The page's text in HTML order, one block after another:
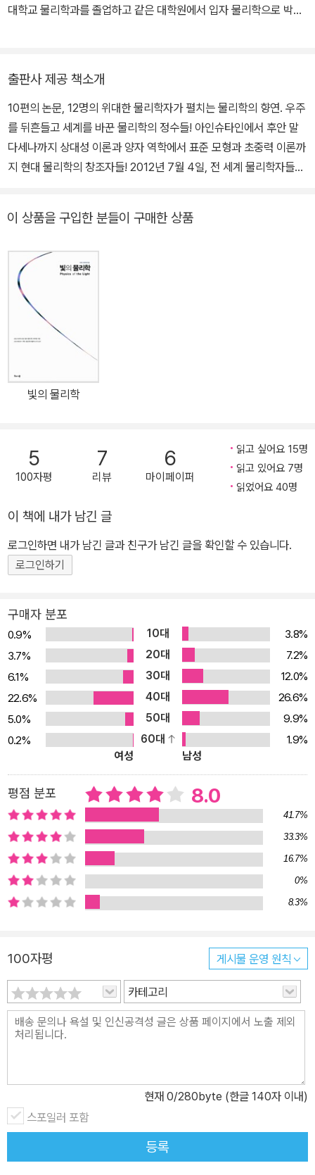
대학교 물리학과를 졸업하고 같은 대학원에서 입자 물리학으로 박사
수로 부임하면서 학생들에게 교양으로서 과학을 어떻게 가르쳐야 할
것인가를 고민했으며, 가장 기본적인 출발점으로서 대학생들이 꼭 읽
어야 할 좋은 책들을 선정하고자 했다. 더불어 이에 대한 길잡이 안내
서를 만든다면, 이 책을 중심으로 관련된 주제들의 그물망을 만들고
자연스럽게 학문의 지형도를 구축할 수 있으리라 생각했다. 저자의
과업의 출발점이 될 책을 만든다는 마음으로 이 책을 써냈다. 저서로
때》 《신의 입자를 찾아서》 《이종필 교수의 인터스텔라》 《물리학 클
래식》 등이 있고, 번역서로 《물리의 정석》 시리즈, 《그림으로 보는 모
든 순간의 과학》 《블랙홀 전쟁》 《최종 이론의 꿈》 등이 있다.
출판사 제공 책소개
10편의 논문, 12명의 위대한 물리학자가 펼치는 물리학의 향연. 우주
를 뒤흔들고 세계를 바꾼 물리학의 정수들! 아인슈타인에서 후안 말
다세나까지 상대성 이론과 양자 역학에서 표준 모형과 초중력 이론까
지 현대 물리학의 창조자들! 2012년 7월 4일, 전 세계 물리학자들의
운영하고 있는 유럽 입자 물리학 연구소(CERN)의 힉스 입자 관련
기틀이 되는 표준 모형(Standard Model)의 완전성을 입증할 마지
막 조각이지만 표준 모형이 완성된 지 반백년 가까이 된 지금까지 발
견되지 않고 있어 호사가들과 언론인들 사이에서는 현대 물리학의 명
운 자체를 뒤흔들 “신의 입자”라고 불리기도 하는 미지의 입자이다.
2010년 말부터 LHC에서 고에너지 입자 충돌 실험을 계속하면서 힉
스 입자를 탐색해 온 CERN의 이날 발표는 인터넷을 통해 생중계되
었고, 컴퓨터 앞에 삼삼오오 모여 앉은 전 세계 물리학자들은 현대 물
리학의 명운을 건 발표에 숨을 죽였다. 발표에 나선 CERN의 연구자
세한 검토와 추가적인 연구가 진행되어야 하지만, 전 세계의 물리학
자들은 이것을 힉스 입자의 발견으로 받아들였고, 곧 트위터와 페이
스북 같은 SNS와 블로그 등으로 전 세계에 알리기 시작했다. 현대
초 중의 기초인 물리학은 20세기 여러 번의 혁명을 겪으며 현재와 같
은 모습을 갖추게 되었다. 이번의 힉스 입자 발견은 20세기에 일어난
물리학 혁명의 마침표라 할 만하다. 아인슈타인의 상대성 이론, 플랑
가능하게 한 고체 물리학 등으로 수놓아진 20세기 이후 현대 물리학
의 역사는 갈릴레오와 뉴턴 이후 400년간 일어난 변화보다 더 많은
변화가 더 짧은 시간 동안 더 크고, 깊고, 넓게 일어난 혁명의 시대였
다. 이 물리학 혁명의 시대를 거치며 인간의 지성은 창조의 순간을 엿
보고, 4차원 너머의 11차원을 꿈꾸며, 우리 우주 밖의 다중 우주, 다
우주를 계산하는 지점에 도달했다. 현대 물리학자들은 어떤 과정을
거쳐 여기까지 온 것일까, 그리고 우리를 어떤 상상 못할 세계로 이끌
학 클래식??은 이런 문제 의식을 바탕으로, 현대 물리학의 근원을 찾
아 순례를 떠난다. 고에너지 물리학자로 기본 입자의 세계를 탐구해
온 이종필 박사는 물리학의 역사에서 ‘기적의 해’였던 1905년에 발
표된 아인슈타인의 특수 상대성 이론 논문인 「움직이는 물체의 전기
동역학에 관하여」을 시작으로 현대 이론 물리학자들의 핵심 연구 주
제인 초끈 이론을 새로운 차원을 이끈 후안 말다세나 「큰 N 극한에서
의 초등각장론과 초중력」(1998년) 논문까지 현대 물리학의 역사에
어진 영향을 살피고, 선배 물리학자들의 창의성의 원천이 무엇이었는
이 존재한다는 사실을 세상에 알린 어니스트 러더퍼드의 「물질에 의
한 알파 및 베타 입자의 산란과 원자의 구조」(1911년), 우주 팽창의
증거를 발견한 에드윈 허블의 「외계 은하 성운들의 선속도와 거리 사
발 이론의 확실한 증거인 우주 배경 복사를 발견한 아노 펜지어스, 로
버트 윌슨의 「4,030Mc/s에서 초과 안테나 온도의 측정」(1965년)
처럼 물리학의 역사를 그 이전과 그 이후로 돌이킬 수 없을 정도로 바
꾼 ‘획기적 발견’을 이룬 논문들과, 아인슈타인의 「중력의 장 방정식」
이 상품을 구입한 분들이 구매한 상품
빛의 물리학
5
100자평
7
리뷰
6
마이페이퍼
읽고 싶어요 15명
읽고 있어요 7명
읽었어요 40명
이 책에 내가 남긴 글
로그인하면 내가 남긴 글과 친구가 남긴 글을 확인할 수 있습니다.
로그인하기
구매자 분포
0.9% 10대
3.8%
3.7%
20대
7.2%
6.1%
30대
12.0%
22.6%
40대
26.6%
5.0%
50대
9.9%
0.2%
60대
1.9%
여성
남성
평점 분포 8.0
41.7%
33.3%
16.7%
0%
8.3%
100자평 게시물 운영 원칙
카테고리
현재 0/280byte (한글 140자 이내)
스포일러 포함
등록